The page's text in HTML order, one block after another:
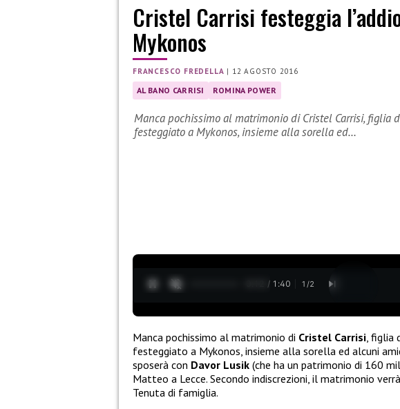
Cristel Carrisi festeggia
Mykonos
FRANCESCO FREDELLA | 12 AGOSTO 2016
AL BANO CARRISI ROMINA POWER
Manca pochissimo al matrimonio di Cristel Carrisi, figlia
festeggiato a Mykonos, insieme alla sorella ed…
0:13 / 1:40 1 /2
Manca pochissimo al matrimonio di Cristel Carrisi , figlia
festeggiato a Mykonos, insieme alla sorella ed alcuni
sposerà con Davor Lusik (che ha un patrimonio di 160
Matteo a Lecce. Secondo indiscrezioni, il matrimonio
Tenuta di famiglia.